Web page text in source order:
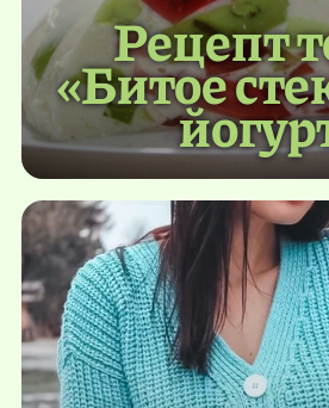
Рецепт
«Битое